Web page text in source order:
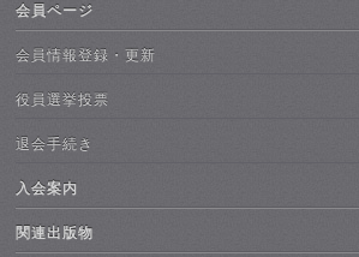
会員ページ
会員情報登録・更新
役員選挙投票
退会手続き
入会案内
関連出版物